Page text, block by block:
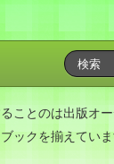
ことのは出版オ
ックを揃えていま